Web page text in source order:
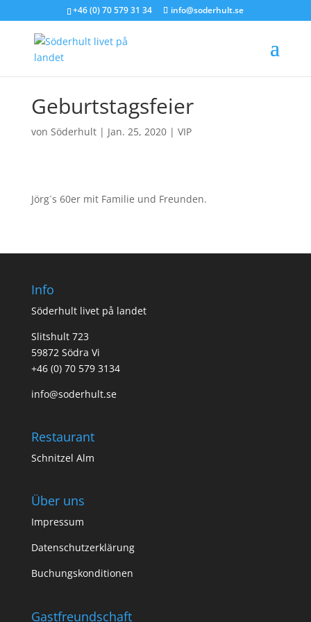
+46 (0) 70 579 31 34 info@soderhult.se
Geburtstagsfeier
von Söderhult| Jan. 25, 2020| VIP
Jörg´s 60er mit Familie und Freunden.
Info
Söderhult livet på landet
Slitshult 723
59872 Södra Vi
+46 (0) 70 579 3134
info@soderhult.se
Restaurant
Schnitzel Alm
Über uns
Impressum
Datenschutzerklärung
Buchungskonditionen
Gastfreundschaft